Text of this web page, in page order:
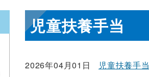
児童扶養手当
2026年04月01日 児童扶養手当